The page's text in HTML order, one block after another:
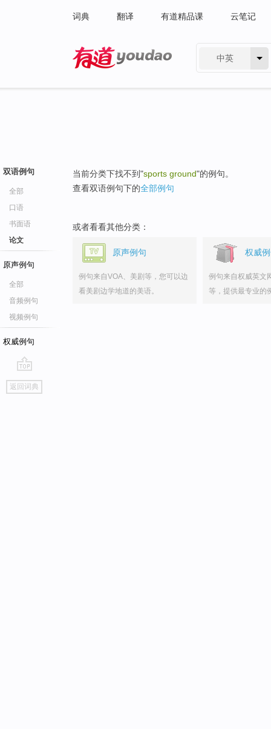
词典 翻译 有道精品课 云笔记
中英
双语例句
全部
口语
书面语
论文
原声例句
全部
音频例句
视频例句
权威例句
go
top
返回词典
当前分类下找不到"sports ground"的例句。
查看双语例句下的全部例句
或者看看其他分类：
原声例句
例句来自VOA、美剧等，您可以边
看美剧边学地道的美语。
权威
例句来自权威英文
等，提供最专业的